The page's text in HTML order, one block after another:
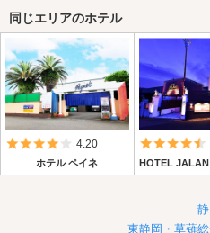
同じエリアのホテル
5つ星のうち4
4.20
ホテル ペイネ
東静岡・草薙